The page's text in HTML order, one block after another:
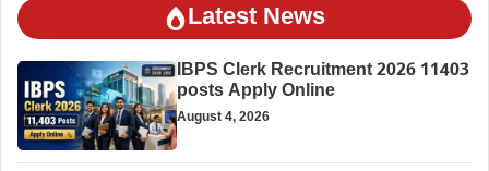
Latest News
IBPS Clerk Recruitment 2026 11403
posts Apply Online
August 4, 2026